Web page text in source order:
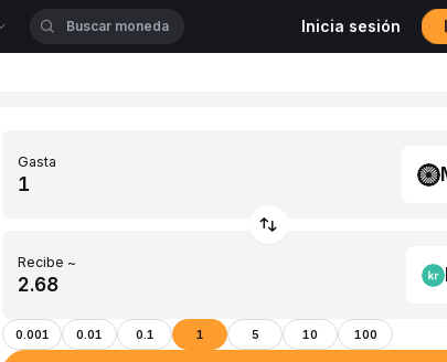
Inicia sesión
Gasta
Recibe ~
0.001 0.01 0.1 1 5 10 100